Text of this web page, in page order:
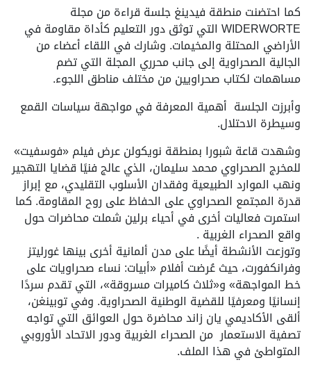
كما احتضنت منطقة فيدينغ جلسة قراءة من مجلة
WIDERWORTE التي توثق دور التعليم كأداة مقاومة في
الأراضي المحتلة والمخيمات. وشارك في اللقاء أعضاء من
الجالية الصحراوية إلى جانب محرري المجلة التي تضم
مساهمات لكتاب صحراويين من مختلف مناطق اللجوء.
وأبرزت الجلسة أهمية المعرفة في مواجهة سياسات القمع
وسيطرة الاحتلال.
وشهدت قاعة شبورا بمنطقة نويكولن عرض فيلم «فوسفيت»
للمخرج الصحراوي محمد سليمان، الذي عالج فنيًا قضايا التهجير
ونهب الموارد الطبيعية وفقدان الأسلوب التقليدي، مع إبراز
قدرة المجتمع الصحراوي على الحفاظ على روح المقاومة. كما
استمرت فعاليات أخرى في أحياء برلين شملت محاضرات حول
واقع الصحراء الغربية .
وتوزعت الأنشطة أيضًا على مدن ألمانية أخرى بينها غورليتز
وفرانكفورت، حيث عُرضت أفلام «أبيات: نساء صحراويات على
خط المواجهة» و«ثلاث كاميرات مسروقة»، التي تقدم سردًا
إنسانيًا ومعرفيًا للقضية الوطنية الصحراوية. وفي توبينغن،
ألقى الأكاديمي يان زاند محاضرة حول العوائق التي تواجه
تصفية الاستعمار من الصحراء الغربية ودور الاتحاد الأوروبي
المتواطئ في هذا الملف.